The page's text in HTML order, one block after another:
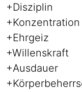
+Disziplin
+Konzentration
+Ehrgeiz
+Willenskraft
+Ausdauer
+